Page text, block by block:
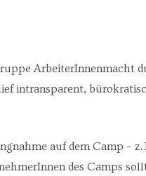
ArbeiterInnenmacht
intransparent,
auf dem Camp –
des Camps